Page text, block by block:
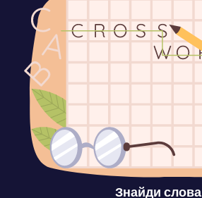
Знайди слова